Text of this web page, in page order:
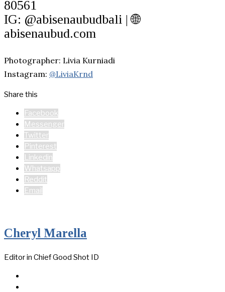
80561
IG: @abisenaubudbali | 🌐
abisenaubud.com
Photographer: Livia Kurniadi
Instagram: @LiviaKrnd
Share this
Facebook
Messenger
Twitter
Pinterest
Linkedin
Whatsapp
Reddit
Email
Cheryl Marella
Editor in Chief Good Shot ID